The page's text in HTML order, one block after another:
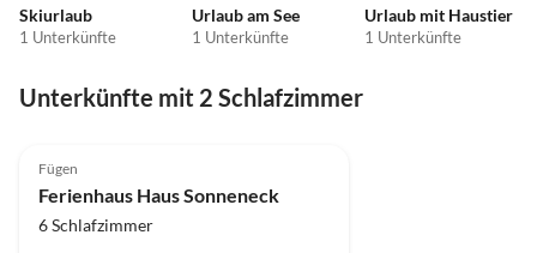
Skiurlaub
1 Unterkünfte
Urlaub am See
1 Unterkünfte
Urlaub mit Haustier
1 Unterkünfte
Unterkünfte mit 2 Schlafzimmer
Fügen
Ferienhaus Haus Sonneneck
6 Schlafzimmer